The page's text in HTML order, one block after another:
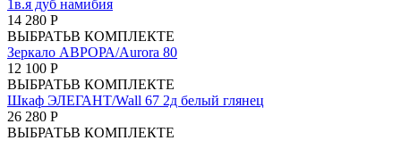
1в.я дуб намибия
14 280 Р
ВЫБРАТЬВ КОМПЛЕКТЕ
Зеркало АВРОРА/Aurora 80
12 100 Р
ВЫБРАТЬВ КОМПЛЕКТЕ
Шкаф ЭЛЕГАНТ/Wall 67 2д белый глянец
26 280 Р
ВЫБРАТЬВ КОМПЛЕКТЕ